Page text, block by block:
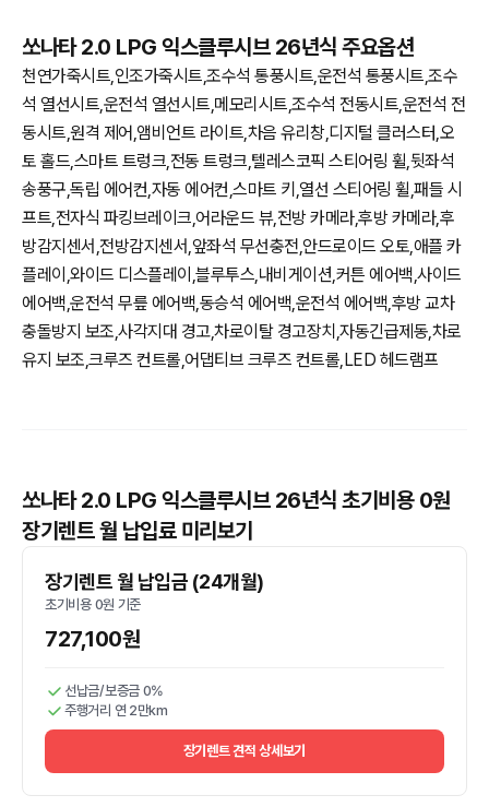
쏘나타 2.0 LPG 익스클루시브 26년식 주요옵션
천연가죽시트,인조가죽시트,조수석 통풍시트,운전석 통풍시트,조수
석 열선시트,운전석 열선시트,메모리시트,조수석 전동시트,운전석 전
동시트,원격 제어,앰비언트 라이트,차음 유리창,디지털 클러스터,오
토 홀드,스마트 트렁크,전동 트렁크,텔레스코픽 스티어링 휠,뒷좌석
송풍구,독립 에어컨,자동 에어컨,스마트 키,열선 스티어링 휠,패들 시
프트,전자식 파킹브레이크,어라운드 뷰,전방 카메라,후방 카메라,후
방감지센서,전방감지센서,앞좌석 무선충전,안드로이드 오토,애플 카
플레이,와이드 디스플레이,블루투스,내비게이션,커튼 에어백,사이드
에어백,운전석 무릎 에어백,동승석 에어백,운전석 에어백,후방 교차
충돌방지 보조,사각지대 경고,차로이탈 경고장치,자동긴급제동,차로
유지 보조,크루즈 컨트롤,어댑티브 크루즈 컨트롤,LED 헤드램프
쏘나타 2.0 LPG 익스클루시브 26년식 초기비용 0원
장기렌트 월 납입료 미리보기
장기렌트 월 납입금 (24개월)
초기비용 0원 기준
727,100원
선납금/보증금 0%
주행거리 연 2만km
장기렌트 견적 상세보기